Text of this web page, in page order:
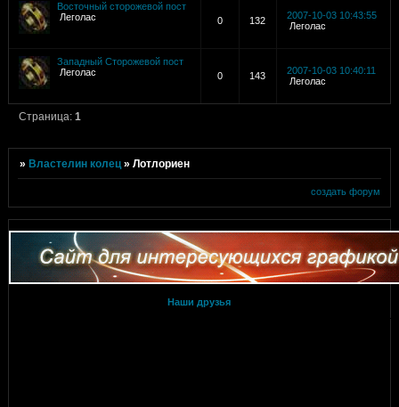
Восточный сторожевой пост
Леголас
0 132
2007-10-03 10:43:55
Леголас
Западный Сторожевой пост
Леголас
0 143
2007-10-03 10:40:11
Леголас
Страница:1
»Властелин колец »Лотлориен
создать форум
Наши друзья